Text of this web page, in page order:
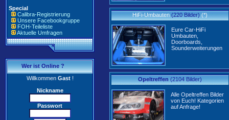
Special
Calibra-Registrierung
Unsere Facebookgruppe
FOH-Teileliste
Aktuelle Umfragen
Wer ist Online ?
WillkommenGast!
Nickname
Passwort
HiFi-Umbauten (220 Bilder)(*)
Eure Car-HiFi
Umbauten,
Doorboards,
Sounderweiterungen
Opeltreffen (2104 Bilder)
Alle Opeltreffen Bilder
von Euch! Kategorien
auf Anfrage!